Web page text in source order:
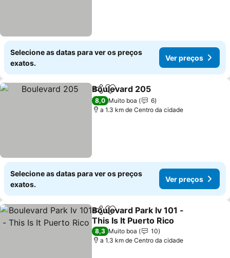
Selecione as datas para ver os preços
exatos.
Ver preços
PartilharAdicionar aos favoritos
Boulevard 205
8,0 Muito boa
6
a 1.3 km de Centro da cidade
Selecione as datas para ver os preços
exatos.
Ver preços
PartilharAdicionar aos favoritos
Boulevard Park Iv 101 -
This Is It Puerto Rico
Ver preços
8,3 Muito boa
10
a 1.3 km de Centro da cidade